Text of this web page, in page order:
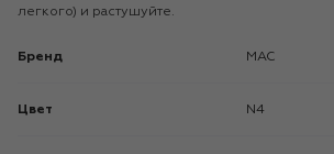
легкого) и растушуйте.
Бренд MAC
Цвет N4